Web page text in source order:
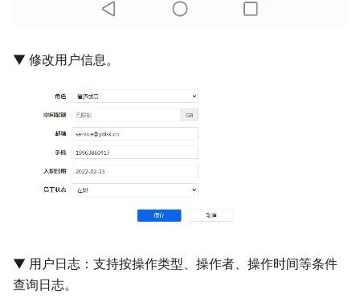
▼ 修改用户信息。
▼ 用户日志：支持按操作类型、操作者、操作时间等条件
查询日志。